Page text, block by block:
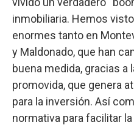
inmobiliaria. Hemos
enormes tanto en
y Maldonado, que han
buena medida, gracias a
promovida, que genera
para la inversión. Así
normativa para facilitar